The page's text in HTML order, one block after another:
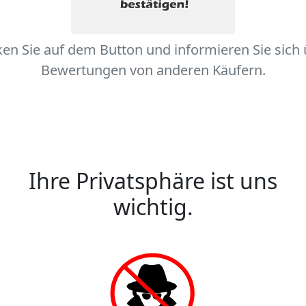
Sie auf dem Button und informieren Sie sich
Bewertungen von anderen Käufern.
Ihre Privatsphäre ist uns
wichtig.